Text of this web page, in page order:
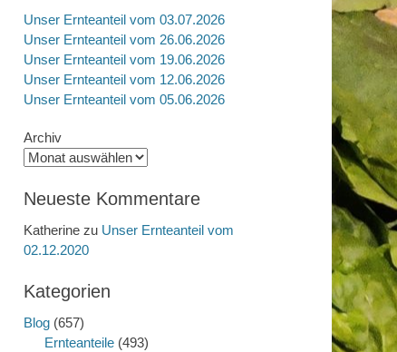
Unser Ernteanteil vom 03.07.2026
Unser Ernteanteil vom 26.06.2026
Unser Ernteanteil vom 19.06.2026
Unser Ernteanteil vom 12.06.2026
Unser Ernteanteil vom 05.06.2026
Archiv
Neueste Kommentare
Katherine zu Unser Ernteanteil vom
02.12.2020
Kategorien
Blog (657)
Ernteanteile(493)